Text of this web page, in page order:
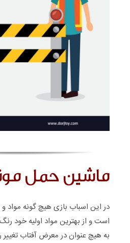
ماشین حمل
در این اسباب بازی هیچ گونه مواد و
است و از بهترین مواد اولیه خود
به هیچ عنوان در معرض آفتاب